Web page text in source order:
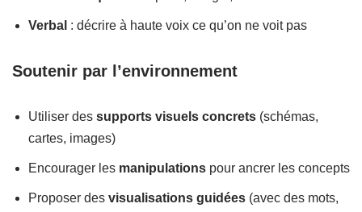
Verbal : décrire à haute voix ce qu’on ne voit pas
Soutenir par l’environnement
Utiliser des supports visuels concrets (schémas,
cartes, images)
Encourager les manipulations pour ancrer les concepts
Proposer des visualisations guidées (avec des mots,